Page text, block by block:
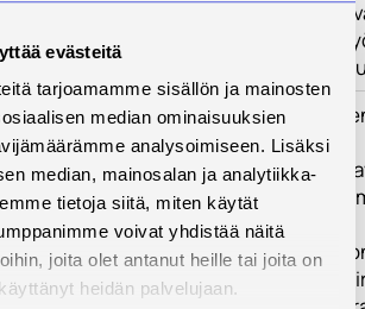
evästeitä
tarjoamamme sisällön ja mainosten
median ominaisuuksien
analysoimiseen. Lisäksi
median, mainosalan ja analytiikka-
tietoja siitä, miten käytät
voivat yhdistää näitä
joita olet antanut heille tai joita on
heidän palvelujaan.
unihäiriöisten
hyvinvointia ja
Hankkeen
Tavoitteiden
toteutetaan
linkittyvää
1.